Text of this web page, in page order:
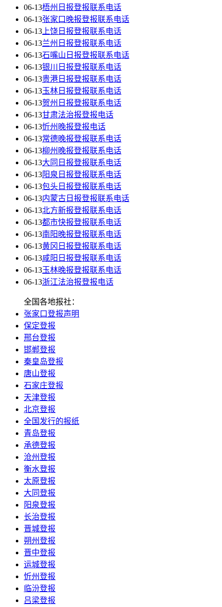
06-13梧州日报登报联系电话
06-13张家口晚报登报联系电话
06-13 上饶日报登报联系电话
06-13兰州日报登报联系电话
06-13石嘴山日报登报联系电话
06-13银川日报登报联系电话
06-13贵港日报登报联系电话
06-13玉林日报登报联系电话
06-13贺州日报登报联系电话
06-13甘肃法治报登报电话
06-13忻州晚报登报电话
06-13常德晚报登报联系电话
06-13柳州晚报登报联系电话
06-13大同日报登报联系电话
06-13阳泉日报登报联系电话
06-13包头日报登报联系电话
06-13内蒙古日报登报联系电话
06-13北方新报登报联系电话
06-13都市快报登报联系电话
06-13南阳晚报登报联系电话
06-13黄冈日报登报联系电话
06-13咸阳日报登报联系电话
06-13玉林晚报登报联系电话
06-13浙江法治报登报电话
全国各地报社：
张家口登报声明
保定登报
邢台登报
邯郸登报
秦皇岛登报
唐山登报
石家庄登报
天津登报
北京登报
全国发行的报纸
青岛登报
承德登报
沧州登报
衡水登报
太原登报
大同登报
阳泉登报
长治登报
晋城登报
朔州登报
晋中登报
运城登报
忻州登报
临汾登报
吕梁登报